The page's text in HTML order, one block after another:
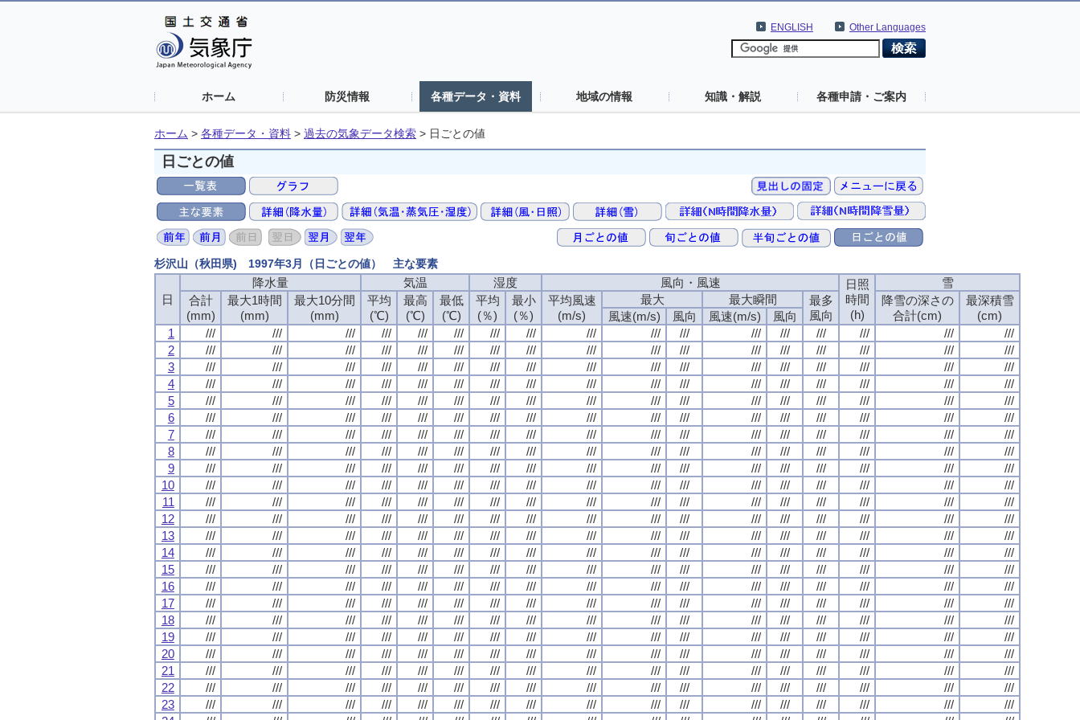
Other Languages
ENGLISH
ホーム 防災情報 各種データ・資料 地域の情報 知識・解説 各種申請・ご案内
ホーム > 各種データ・資料 > 過去の気象データ検索 > 日ごとの値
日ごとの値
杉沢山（秋田県) 1997年3月（日ごとの値） 主な要素
日
降水量 気温 湿度 風向・風速
日照
時間
(h)
雪
合計
(mm)
最大1時間
(mm)
最大10分間
(mm)
平均
(℃)
最高
(℃)
最低
(℃)
平均
(％)
最小
(％)
平均風速
(m/s)
最大 最大瞬間
最多
風向
降雪の深さの
合計(cm)
最深積雪
(cm)
風速(m/s) 風向 風速(m/s)
風向
1
/// /// /// /// /// /// /// /// /// /// /// /// /// /// /// ///
///
2
/// /// /// /// /// /// /// /// /// /// /// /// /// /// /// ///
///
3
/// /// /// /// /// /// /// /// /// /// /// /// /// /// /// ///
///
4
/// /// /// /// /// /// /// /// /// /// /// /// /// /// /// ///
///
5
/// /// /// /// /// /// /// /// /// /// /// /// /// /// /// ///
///
6
/// /// /// /// /// /// /// /// /// /// /// /// /// /// /// ///
///
7
/// /// /// /// /// /// /// /// /// /// /// /// /// /// /// ///
///
8
/// /// /// /// /// /// /// /// /// /// /// /// /// /// /// ///
///
9
/// /// /// /// /// /// /// /// /// /// /// /// /// /// /// ///
///
10
/// /// /// /// /// /// /// /// /// /// /// /// /// /// /// ///
///
11
/// /// /// /// /// /// /// /// /// /// /// /// /// /// /// ///
///
12
/// /// /// /// /// /// /// /// /// /// /// /// /// /// /// ///
///
13
/// /// /// /// /// /// /// /// /// /// /// /// /// /// /// ///
///
14
/// /// /// /// /// /// /// /// /// /// /// /// /// /// /// ///
///
15
/// /// /// /// /// /// /// /// /// /// /// /// /// /// /// ///
///
16
/// /// /// /// /// /// /// /// /// /// /// /// /// /// /// ///
///
17
/// /// /// /// /// /// /// /// /// /// /// /// /// /// /// ///
///
18
/// /// /// /// /// /// /// /// /// /// /// /// /// /// /// ///
///
19
/// /// /// /// /// /// /// /// /// /// /// /// /// /// /// ///
///
20
/// /// /// /// /// /// /// /// /// /// /// /// /// /// /// ///
///
21
/// /// /// /// /// /// /// /// /// /// /// /// /// /// /// ///
///
22
/// /// /// /// /// /// /// /// /// /// /// /// /// /// /// ///
///
23
/// /// /// /// /// /// /// /// /// /// /// /// /// /// /// ///
///